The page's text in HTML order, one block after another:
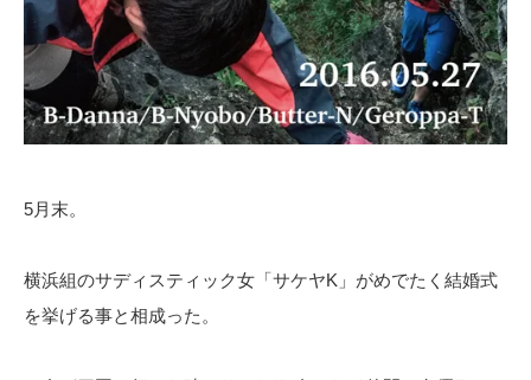
5月末。
横浜組のサディスティック女「サケヤK」がめでたく結婚式
を挙げる事と相成った。